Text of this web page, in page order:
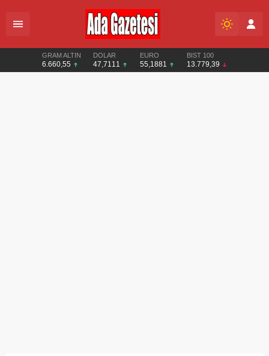
GRAM ALTIN
6.660,55
DOLAR
47,7111
EURO
55,1881
BIST 100
13.779,39